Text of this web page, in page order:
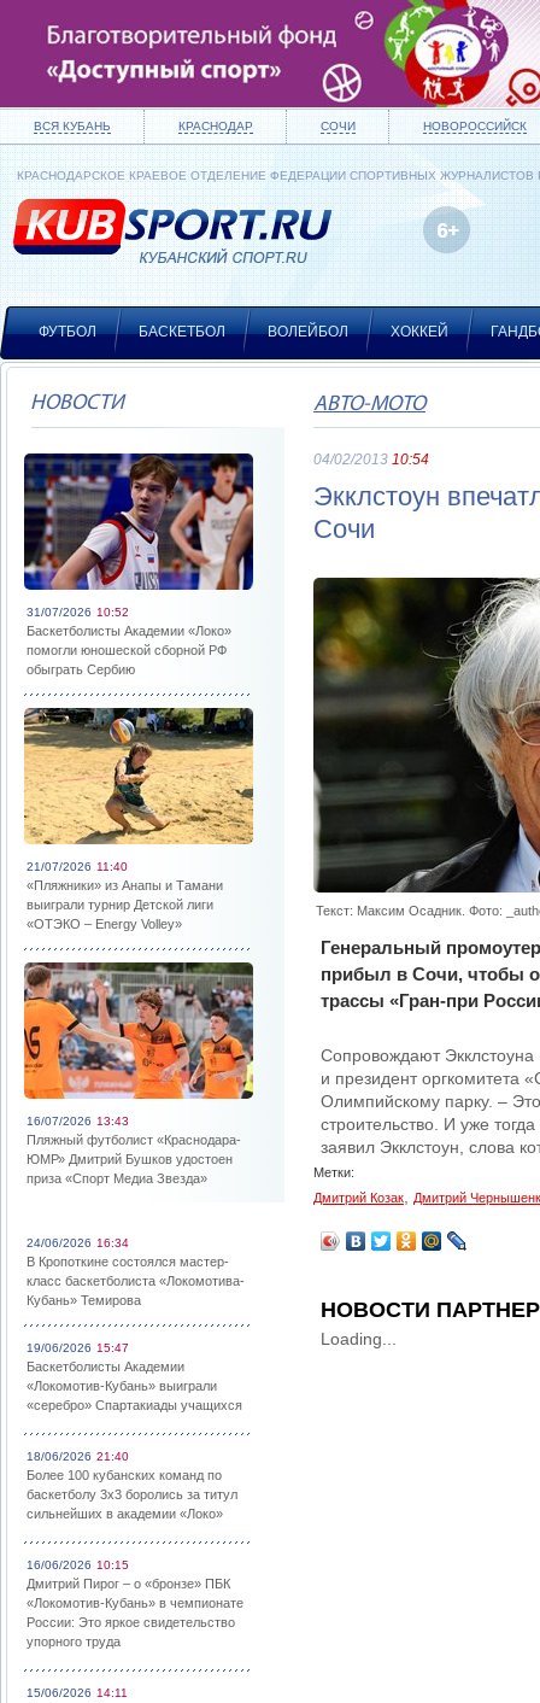
ВСЯ КУБАНЬ КРАСНОДАР СОЧИ НОВОРОССИЙСК
КРАСНОДАРСКОЕ КРАЕВОЕ ОТДЕЛЕНИЕ ФЕДЕРАЦИИ СПОРТИВНЫХ ЖУРНАЛИСТОВ
ФУТБОЛ БАСКЕТБОЛ ВОЛЕЙБОЛ ХОККЕЙ
НОВОСТИ
31/07/2026 10:52
Баскетболисты Академии «Локо»
помогли юношеской сборной РФ
обыграть Сербию
21/07/2026 11:40
«Пляжники» из Анапы и Тамани
выиграли турнир Детской лиги
«ОТЭКО – Energy Volley»
16/07/2026 13:43
Пляжный футболист «Краснодара-
ЮМР» Дмитрий Бушков удостоен
приза «Спорт Медиа Звезда»
24/06/2026 16:34
В Кропоткине состоялся мастер-
класс баскетболиста «Локомотива-
Кубань» Темирова
19/06/2026 15:47
Баскетболисты Академии
«Локомотив-Кубань» выиграли
«серебро» Спартакиады учащихся
18/06/2026 21:40
Более 100 кубанских команд по
баскетболу 3х3 боролись за титул
сильнейших в академии «Локо»
16/06/2026 10:15
Дмитрий Пирог – о «бронзе» ПБК
«Локомотив-Кубань» в чемпионате
России: Это яркое свидетельство
упорного труда
15/06/2026 14:11
АВТО-МОТО
04/02/2013 10:54
Экклстоун
Сочи
Текст: Максим Осадник. Фото:
Генеральный
прибыл в Сочи, чтобы
трассы «Гран-при
Сопровождают
и президент оргкомитета
Олимпийскому парку. –
строительство. И уже
заявил Экклстоун, слова
Метки:
Дмитрий Козак
Дмитрий
НОВОСТИ
Loading...